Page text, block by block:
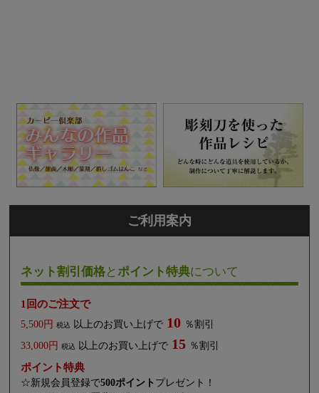
ご利用案内
ネット割引価格とポイント特典について
1回のご注文で
5,500円 税込 以上のお買い上げで 10 ％割引
33,000円
税込 以上のお買い上げで 15 ％割引
ポイント特典
☆新規会員登録で500ポイント プレゼント！